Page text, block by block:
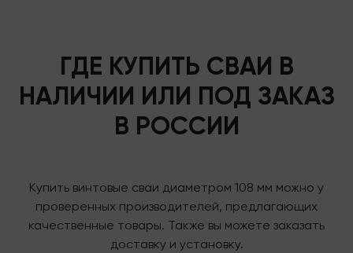
ГДЕ КУПИТЬ СВАИ В
НАЛИЧИИ ИЛИ ПОД ЗАКАЗ
В РОССИИ
Купить винтовые сваи диаметром 108 мм можно у
проверенных производителей, предлагающих
качественные товары. Также вы можете заказать
доставку и установку.